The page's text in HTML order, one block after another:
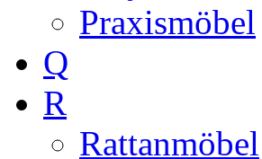
Praxismöbel
Q
R
Rattanmöbel